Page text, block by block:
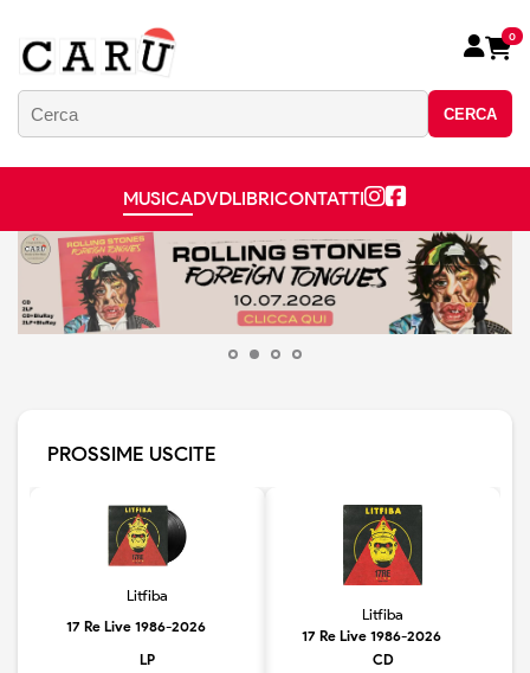
CERCA
0
MUSICADVDLIBRICONTATTI
PROSSIME USCITE
Litfiba
17 Re Live 1986-2026
LP
Litfiba
17 Re Live 1986-2026
CD